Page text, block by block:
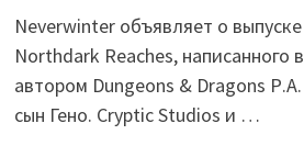
Neverwinter объявляет о
Northdark Reaches, написанного
автором Dungeons & Dragons
сын Гено. Cryptic Studios и …